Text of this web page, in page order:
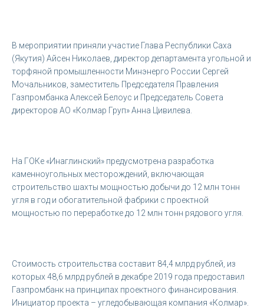
В мероприятии приняли участие Глава Республики Саха
(Якутия) Айсен Николаев, директор департамента угольной и
торфяной промышленности Минэнерго России Сергей
Мочальников, заместитель Председателя Правления
Газпромбанка Алексей Белоус и Председатель Совета
директоров АО «Колмар Груп» Анна Цивилева.
На ГОКе «Инаглинский» предусмотрена разработка
каменноугольных месторождений, включающая
строительство шахты мощностью добычи до 12 млн тонн
угля в год и обогатительной фабрики с проектной
мощностью по переработке до 12 млн тонн рядового угля.
Стоимость строительства составит 84,4 млрд рублей, из
которых 48,6 млрд рублей в декабре 2019 года предоставил
Газпромбанк на принципах проектного финансирования.
Инициатор проекта – угледобывающая компания «Колмар».